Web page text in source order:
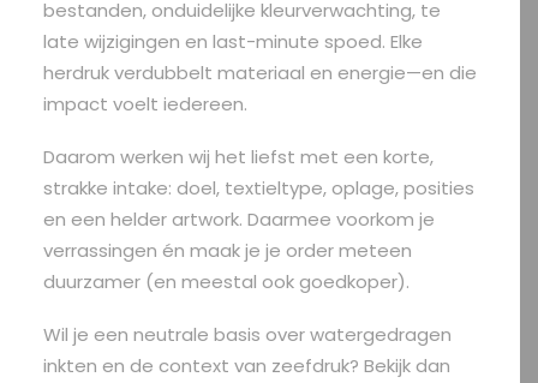
bestanden, onduidelijke kleurverwachting, te
late wijzigingen en last-minute spoed. Elke
herdruk verdubbelt materiaal en energie—en die
impact voelt iedereen.
Daarom werken wij het liefst met een korte,
strakke intake: doel, textieltype, oplage, posities
en een helder artwork. Daarmee voorkom je
verrassingen én maak je je order meteen
duurzamer (en meestal ook goedkoper).
Wil je een neutrale basis over watergedragen
inkten en de context van zeefdruk? Bekijk dan